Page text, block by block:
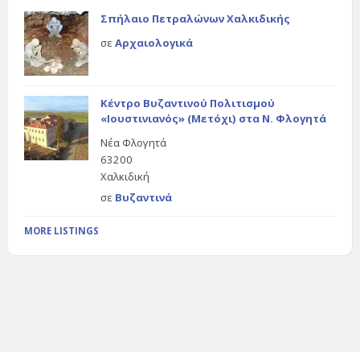
Σπήλαιο Πετραλώνων Χαλκιδικής
σε Αρχαιολογικά
Κέντρο Βυζαντινού Πολιτισμού
«Ιουστινιανός» (Μετόχι) στα Ν. Φλογητά
Νέα Φλογητά
63200
Χαλκιδική
σε Βυζαντινά
MORE LISTINGS